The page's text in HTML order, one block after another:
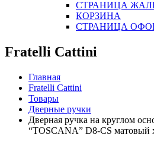
СТРАНИЦА
КОРЗИНА
СТРАНИЦА
Fratelli Cattini
Главная
Fratelli Cattini
Товары
Дверные ручки
Дверная ручка на круглом
“TOSCANA” D8-CS матовый